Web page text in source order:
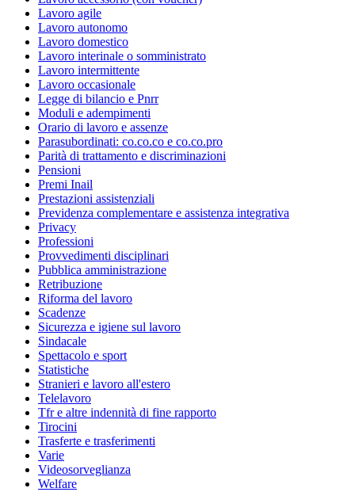
Lavoro agile
Lavoro autonomo
Lavoro domestico
Lavoro interinale o somministrato
Lavoro intermittente
Lavoro occasionale
Legge di bilancio e Pnrr
Moduli e adempimenti
Orario di lavoro e assenze
Parasubordinati: co.co.co e co.co.pro
Parità di trattamento e discriminazioni
Pensioni
Premi Inail
Prestazioni assistenziali
Previdenza complementare e assistenza integrativa
Privacy
Professioni
Provvedimenti disciplinari
Pubblica amministrazione
Retribuzione
Riforma del lavoro
Scadenze
Sicurezza e igiene sul lavoro
Sindacale
Spettacolo e sport
Statistiche
Stranieri e lavoro all'estero
Telelavoro
Tfr e altre indennità di fine rapporto
Tirocini
Trasferte e trasferimenti
Varie
Videosorveglianza
Welfare